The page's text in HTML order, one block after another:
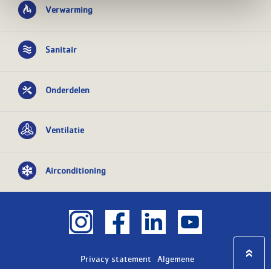
Verwarming
Sanitair
Onderdelen
Ventilatie
Airconditioning
Privacy statement Algemene